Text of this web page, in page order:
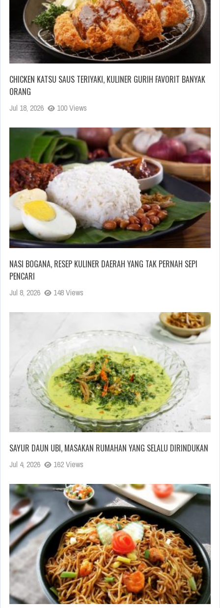
CHICKEN KATSU SAUS TERIYAKI, KULINER GURIH FAVORIT BANYAK
ORANG
Jul 18, 2026 100 Views
NASI BOGANA, RESEP KULINER DAERAH YANG TAK PERNAH SEPI
PENCARI
Jul 8, 2026 148 Views
SAYUR DAUN UBI, MASAKAN RUMAHAN YANG SELALU DIRINDUKAN
Jul 4, 2026 162 Views